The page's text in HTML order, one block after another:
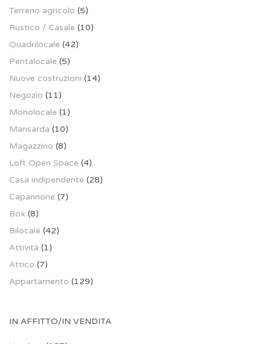
Terreno agricolo (5)
Rustico / Casale (10)
Quadrilocale (42)
Pentalocale (5)
Nuove costruzioni (14)
Negozio (11)
Monolocale (1)
Mansarda (10)
Magazzino (8)
Loft Open Space (4)
Casa indipendente (28)
Capannone (7)
Box (8)
Bilocale (42)
Attività (1)
Attico (7)
Appartamento (129)
IN AFFITTO/IN VENDITA